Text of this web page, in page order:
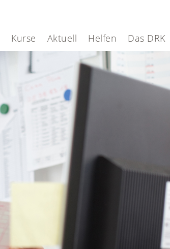
Kurse Aktuell Helfen Das DRK